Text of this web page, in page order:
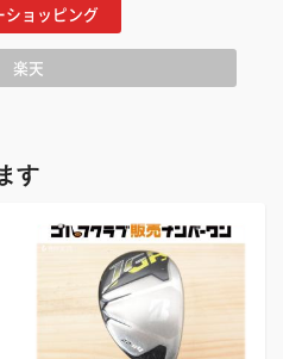
ショッピング
楽天
す